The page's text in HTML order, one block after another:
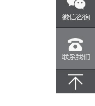
400-